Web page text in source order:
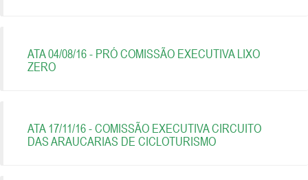
ATA 04/08/16 - PRÓ COMISSÃO EXECUTIVA LIXO
ZERO
ATA 17/11/16 - COMISSÃO EXECUTIVA CIRCUITO
DAS ARAUCARIAS DE CICLOTURISMO